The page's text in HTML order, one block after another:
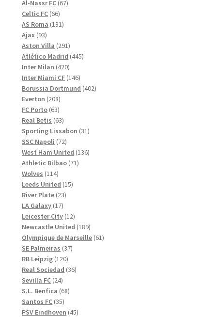
produkter
Al-Nassr FC 6767
Celtic FC 6666
produkter
AS Roma 131131
Ajax 9393
produkter
Aston Villa 291291
produkter
Atlético Madrid 445445
Inter Milan 420420
produkter
Inter Miami CF 146146
produkter
Borussia Dortmund 402402
Everton 208208
produkter
FC Porto 6363
produkter
Real Betis 6363
produkter
Sporting Lissabon 3131
SSC Napoli 7272
produkter
West Ham United 136136
Athletic Bilbao 7171
Wolves 114114
produkter
Leeds United 1515
River Plate 2323
LA Galaxy 1717
produkter
Leicester City 1212
produkter
Newcastle United 189189
produkter
Olympique de Marseille 6161
SE Palmeiras 3737
RB Leipzig 120120
produkter
Real Sociedad 3636
Sevilla FC 2424
produkter
S.L. Benfica 6868
Santos FC 3535
produkter
PSV Eindhoven 4545